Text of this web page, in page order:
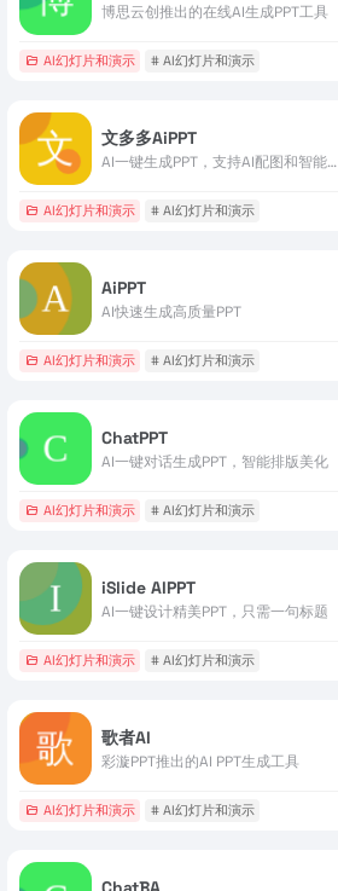
博思云创推出的在线AI生成PPT工具
AI幻灯片和演示 # AI幻灯片和演示
文多多AiPPT
AI一键生成PPT，支持AI配图和智能资料整合
AI幻灯片和演示 # AI幻灯片和演示
AiPPT
AI快速生成高质量PPT
AI幻灯片和演示 # AI幻灯片和演示
# AI文档工具
ChatPPT
AI一键对话生成PPT，智能排版美化
AI幻灯片和演示 # AI幻灯片和演示
iSlide AIPPT
AI一键设计精美PPT，只需一句标题
AI幻灯片和演示 # AI幻灯片和演示
歌者AI
彩漩PPT推出的AI PPT生成工具
AI幻灯片和演示 # AI幻灯片和演示